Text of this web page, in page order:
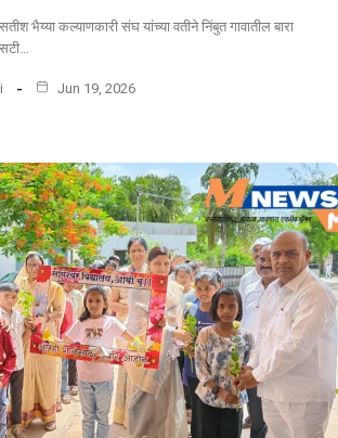
भैय्या कल्याणकारी संघ यांच्या वतीने निंबुत गावातील बारा
Jun 19, 2026